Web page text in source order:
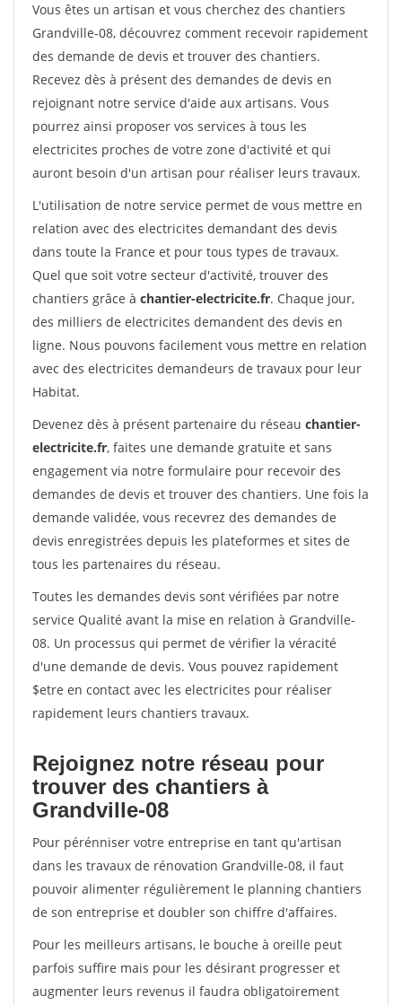
Vous êtes un artisan et vous cherchez des chantiers
Grandville-08, découvrez comment recevoir rapidement
des demande de devis et trouver des chantiers.
Recevez dès à présent des demandes de devis en
rejoignant notre service d'aide aux artisans. Vous
pourrez ainsi proposer vos services à tous les
electricites proches de votre zone d'activité et qui
auront besoin d'un artisan pour réaliser leurs travaux.
L'utilisation de notre service permet de vous mettre en
relation avec des electricites demandant des devis
dans toute la France et pour tous types de travaux.
Quel que soit votre secteur d'activité, trouver des
chantiers grâce à chantier-electricite.fr. Chaque jour,
des milliers de electricites demandent des devis en
ligne. Nous pouvons facilement vous mettre en relation
avec des electricites demandeurs de travaux pour leur
Habitat.
Devenez dès à présent partenaire du réseau chantier-
electricite.fr, faites une demande gratuite et sans
engagement via notre formulaire pour recevoir des
demandes de devis et trouver des chantiers. Une fois la
demande validée, vous recevrez des demandes de
devis enregistrées depuis les plateformes et sites de
tous les partenaires du réseau.
Toutes les demandes devis sont vérifiées par notre
service Qualité avant la mise en relation à Grandville-
08. Un processus qui permet de vérifier la véracité
d'une demande de devis. Vous pouvez rapidement
$etre en contact avec les electricites pour réaliser
rapidement leurs chantiers travaux.
Rejoignez notre réseau pour
trouver des chantiers à
Grandville-08
Pour pérénniser votre entreprise en tant qu'artisan
dans les travaux de rénovation Grandville-08, il faut
pouvoir alimenter régulièrement le planning chantiers
de son entreprise et doubler son chiffre d'affaires.
Pour les meilleurs artisans, le bouche à oreille peut
parfois suffire mais pour les désirant progresser et
augmenter leurs revenus il faudra obligatoirement